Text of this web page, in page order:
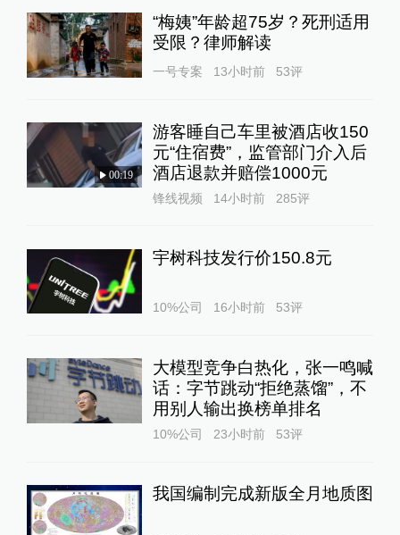
“梅姨”年龄超75岁？死刑适用
受限？律师解读
一号专案 13小时前 53评
00:19
游客睡自己车里被酒店收150
元“住宿费”，监管部门介入后
酒店退款并赔偿1000元
锋线视频 14小时前 285评
宇树科技发行价150.8元
10%公司 16小时前 53评
大模型竞争白热化，张一鸣喊
话：字节跳动“拒绝蒸馏”，不
用别人输出换榜单排名
10%公司 23小时前 53评
我国编制完成新版全月地质图